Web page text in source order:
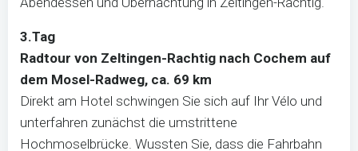
3.Tag
Radtour von Zeltingen-Rachtig nach Cochem auf
dem Mosel-Radweg, ca. 69 km
Direkt am Hotel schwingen Sie sich auf Ihr Vélo und
unterfahren zunächst die umstrittene
Hochmoselbrücke. Wussten Sie, dass die Fahrbahn